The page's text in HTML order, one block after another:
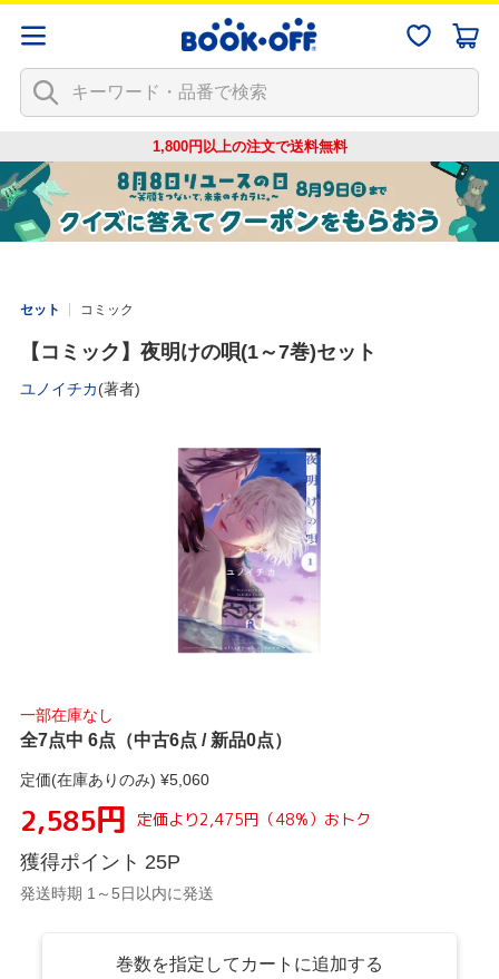
1,800円以上の注文で送料無料
セット コミック
【コミック】夜明けの唄(1～7巻)セット
ユノイチカ(著者)
一部在庫なし
全7点中 6点（中古6点 / 新品0点）
定価(在庫ありのみ) ¥5,060
2,585円 定価より2,475円 （48%） おトク
獲得ポイント 25P
発送時期 1～5日以内に発送
巻数を指定してカートに追加する